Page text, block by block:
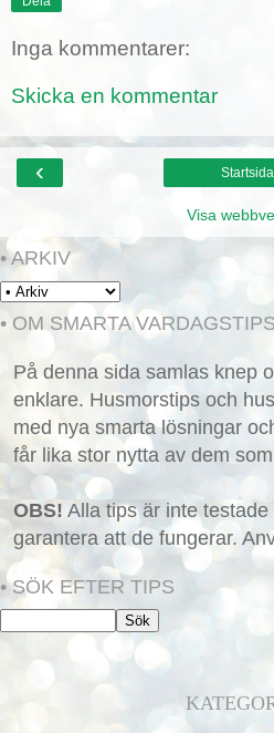
Inga kommentarer:
Skicka en kommentar
‹ Startsida
Visa
• ARKIV
• OM SMARTA VARDAGSTIPS
På denna sida samlas knep
enklare. Husmorstips och
med nya smarta lösningar
får lika stor nytta av dem
OBS! Alla tips är inte
garantera att de fungerar.
• SÖK EFTER TIPS